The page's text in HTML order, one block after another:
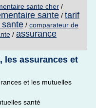
sante cher /
sante / tarif
/ comparateur de
/ assurance
les assurances et
et les mutuelles
santé